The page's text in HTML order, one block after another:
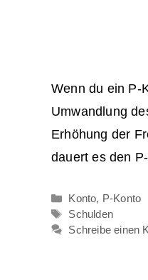
Wenn du ein P-
Umwandlung
Erhöhung der
dauert es den
Kategorien
Konto, P-Konto
Schlagwörter
Schulden
Schreibe einen